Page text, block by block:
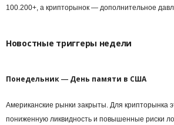
100.200+, а крипторынок ― дополнительное
Новостные триггеры недели
Понедельник ― День памяти в США
Американские рынки закрыты. Для крипторынка
пониженную ликвидность и повышенные риски